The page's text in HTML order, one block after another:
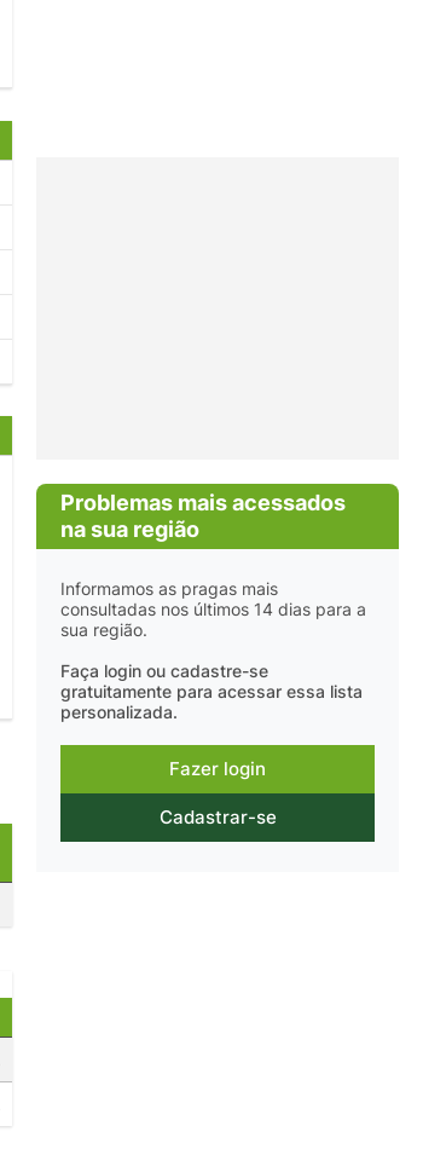
Problemas mais acessados
na sua região
Informamos as pragas mais
consultadas nos últimos 14 dias para a
sua região.
Faça login ou cadastre-se
gratuitamente para acessar essa lista
personalizada.
Fazer login
Cadastrar-se